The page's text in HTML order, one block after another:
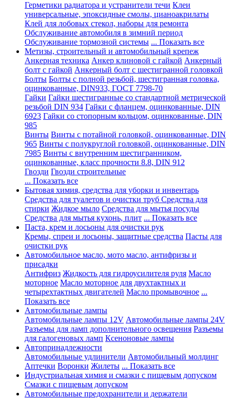
Герметики радиатора и устранители течи Клеи
универсальные, эпоксидные смолы, цианоакрилаты
Клей для лобовых стекол, наборы для ремонта
Обслуживание автомобиля в зимний период
Обслуживание тормозной системы ... Показать все
Метизы, строительный и автомобильный крепеж
Анкерная техника Анкер клиновой с гайкой Анкерный
болт с гайкой Анкерный болт с шестигранной головкой
Болты Болты с полной резьбой, шестигранная головка,
оцинкованные, DIN933, ГОСТ 7798-70
Гайки Гайки шестигранные со стандартной метрической
резьбой DIN 934 Гайки с фланцем, оцинкованные, DIN
6923 Гайки со стопорным кольцом, оцинкованные, DIN
985
Винты Винты с потайной головкой, оцинкованные, DIN
965 Винты с полукруглой головкой, оцинкованные, DIN
7985 Винты с внутренним шестигранником,
оцинкованные, класс прочности 8.8, DIN 912
Гвозди Гвозди строительные
... Показать все
Бытовая химия, средства для уборки и инвентарь
Средства для туалетов и очистки труб Средства для
стирки Жидкое мыло Средства для мытья посуды
Средства для мытья кухонь, плит ... Показать все
Паста, крем и лосьоны для очистки рук
Кремы, спреи и лосьоны, защитные средства Пасты для
очистки рук
Автомобильное масло, мото масло, антифризы и
присадки
Антифриз Жидкость для гидроусилителя руля Масло
моторное Масло моторное для двухтактных и
четырехтактных двигателей Масло промывочное ...
Показать все
Автомобильные лампы
Автомобильные лампы 12V Автомобильные лампы 24V
Разъемы для ламп дополнительного освещения Разъемы
для галогеновых ламп Ксеноновые лампы
Автопринадлежности
Автомобильные удлинители Автомобильный молдинг
Аптечки Воронки Жилеты ... Показать все
Индустриальная химия и смазки с пищевым допуском
Смазки с пищевым допуском
Автомобильные предохранители и держатели